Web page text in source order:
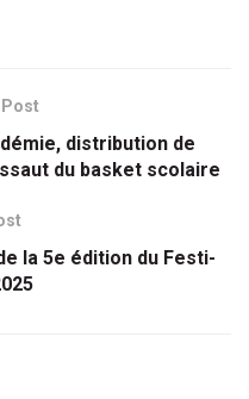
distribution de
du basket scolaire
la 5e édition du Festi-